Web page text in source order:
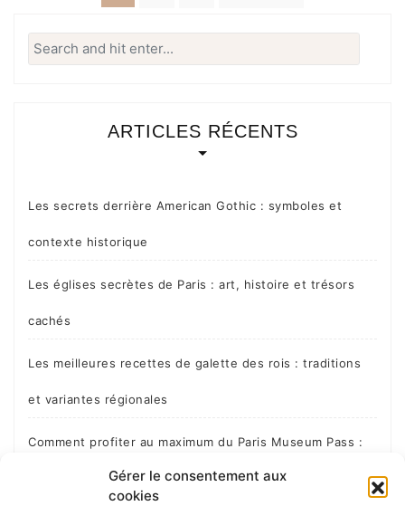
Gérer le consentement aux
cookies
publications
Search
for:
ARTICLES RÉCENTS
Les secrets derrière American Gothic : symboles et
contexte historique
Les églises secrètes de Paris : art, histoire et trésors
cachés
Les meilleures recettes de galette des rois : traditions
et variantes régionales
Comment profiter au maximum du Paris Museum Pass :